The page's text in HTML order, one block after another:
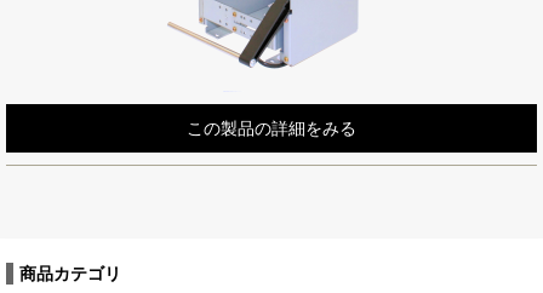
この製品の詳細をみる
商品カテゴリ